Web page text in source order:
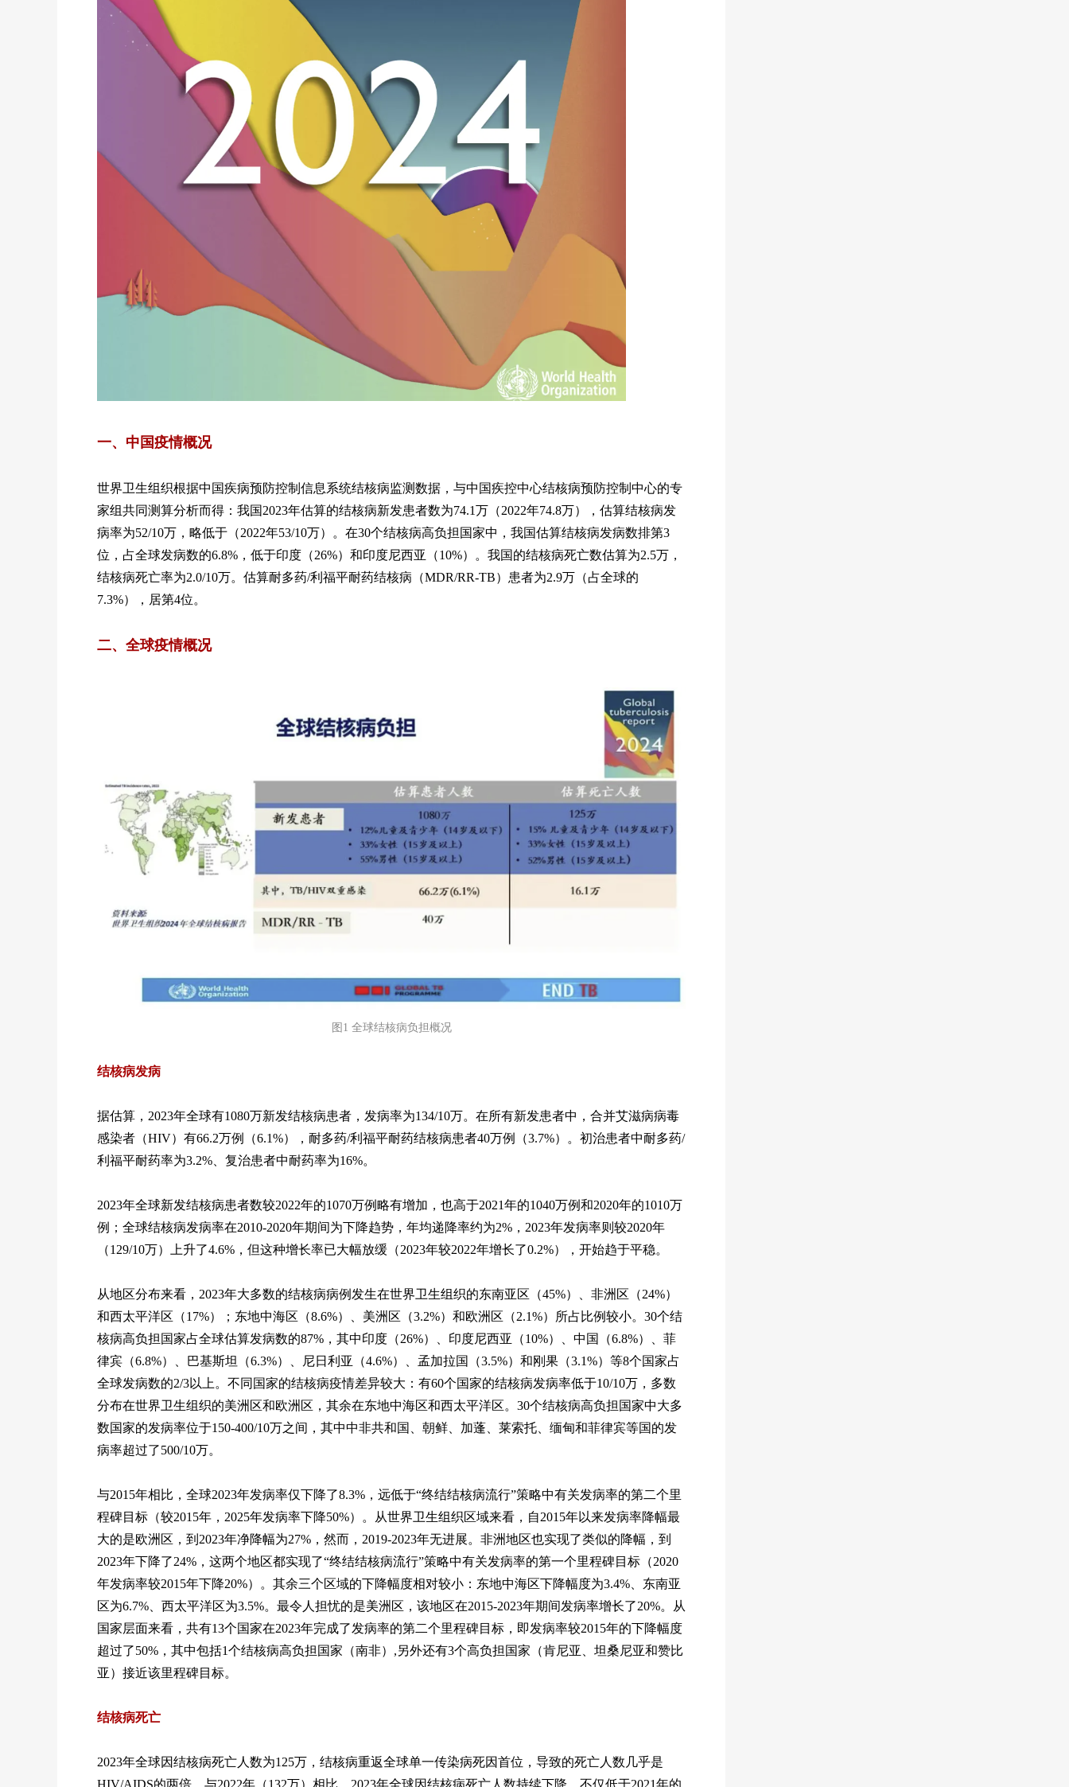
一、中国疫情概况
世界卫生组织根据中国疾病预防控制信息系统结核病监测数据，与中国疾控中心结核病预防控制中心的专
家组共同测算分析而得：我国2023年估算的结核病新发患者数为74.1万（2022年74.8万），估算结核病发
病率为52/10万，略低于（2022年53/10万）。在30个结核病高负担国家中，我国估算结核病发病数排第3
位，占全球发病数的6.8%，低于印度（26%）和印度尼西亚（10%）。我国的结核病死亡数估算为2.5万，
结核病死亡率为2.0/10万。估算耐多药/利福平耐药结核病（MDR/RR-TB）患者为2.9万（占全球的
7.3%），居第4位。
二、全球疫情概况
图1 全球结核病负担概况
结核病发病
据估算，2023年全球有1080万新发结核病患者，发病率为134/10万。在所有新发患者中，合并艾滋病病毒
感染者（HIV）有66.2万例（6.1%），耐多药/利福平耐药结核病患者40万例（3.7%）。初治患者中耐多药/
利福平耐药率为3.2%、复治患者中耐药率为16%。
2023年全球新发结核病患者数较2022年的1070万例略有增加，也高于2021年的1040万例和2020年的1010万
例；全球结核病发病率在2010-2020年期间为下降趋势，年均递降率约为2%，2023年发病率则较2020年
（129/10万）上升了4.6%，但这种增长率已大幅放缓（2023年较2022年增长了0.2%），开始趋于平稳。
从地区分布来看，2023年大多数的结核病病例发生在世界卫生组织的东南亚区（45%）、非洲区（24%）
和西太平洋区（17%）；东地中海区（8.6%）、美洲区（3.2%）和欧洲区（2.1%）所占比例较小。30个结
核病高负担国家占全球估算发病数的87%，其中印度（26%）、印度尼西亚（10%）、中国（6.8%）、菲
律宾（6.8%）、巴基斯坦（6.3%）、尼日利亚（4.6%）、孟加拉国（3.5%）和刚果（3.1%）等8个国家占
全球发病数的2/3以上。不同国家的结核病疫情差异较大：有60个国家的结核病发病率低于10/10万，多数
分布在世界卫生组织的美洲区和欧洲区，其余在东地中海区和西太平洋区。30个结核病高负担国家中大多
数国家的发病率位于150-400/10万之间，其中中非共和国、朝鲜、加蓬、莱索托、缅甸和菲律宾等国的发
病率超过了500/10万。
与2015年相比，全球2023年发病率仅下降了8.3%，远低于“终结结核病流行”策略中有关发病率的第二个里
程碑目标（较2015年，2025年发病率下降50%）。从世界卫生组织区域来看，自2015年以来发病率降幅最
大的是欧洲区，到2023年净降幅为27%，然而，2019-2023年无进展。非洲地区也实现了类似的降幅，到
2023年下降了24%，这两个地区都实现了“终结结核病流行”策略中有关发病率的第一个里程碑目标（2020
年发病率较2015年下降20%）。其余三个区域的下降幅度相对较小：东地中海区下降幅度为3.4%、东南亚
区为6.7%、西太平洋区为3.5%。最令人担忧的是美洲区，该地区在2015-2023年期间发病率增长了20%。从
国家层面来看，共有13个国家在2023年完成了发病率的第二个里程碑目标，即发病率较2015年的下降幅度
超过了50%，其中包括1个结核病高负担国家（南非）,另外还有3个高负担国家（肯尼亚、坦桑尼亚和赞比
亚）接近该里程碑目标。
结核病死亡
2023年全球因结核病死亡人数为125万，结核病重返全球单一传染病死因首位，导致的死亡人数几乎是
HIV/AIDS的两倍。与2022年（132万）相比，2023年全球因结核病死亡人数持续下降，不仅低于2021年的